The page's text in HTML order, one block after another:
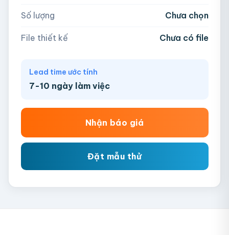
Số lượng Chưa chọn
File thiết kế Chưa có file
Lead time ước tính
7-10 ngày làm việc
Nhận báo giá
Đặt mẫu thử